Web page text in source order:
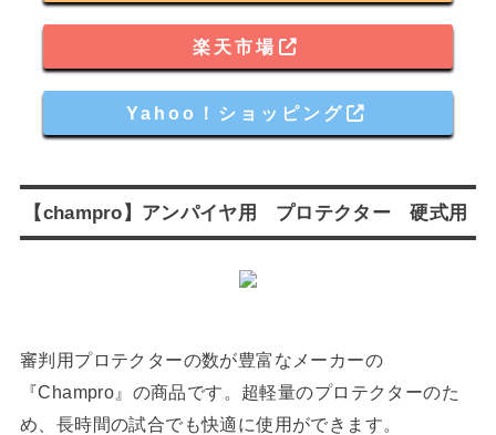
楽天市場
Yahoo！ショッピング
【champro】アンパイヤ用 プロテクター 硬式用
審判用プロテクターの数が豊富なメーカーの
『Champro』の商品です。超軽量のプロテクターのた
め、長時間の試合でも快適に使用ができます。